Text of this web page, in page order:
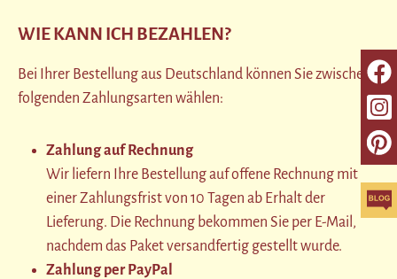
WIE KANN ICH BEZAHLEN?
Bei Ihrer Bestellung aus Deutschland können Sie zwischen
folgenden Zahlungsarten wählen:
Zahlung auf Rechnung
Wir liefern Ihre Bestellung auf offene Rechnung mit
einer Zahlungsfrist von 10 Tagen ab Erhalt der
Lieferung. Die Rechnung bekommen Sie per E-Mail,
nachdem das Paket versandfertig gestellt wurde.
Zahlung per PayPal